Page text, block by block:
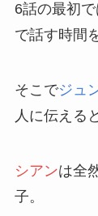
6話の最初で
で話す時間
そこでジュ
人に伝えると
シアンは全
子。